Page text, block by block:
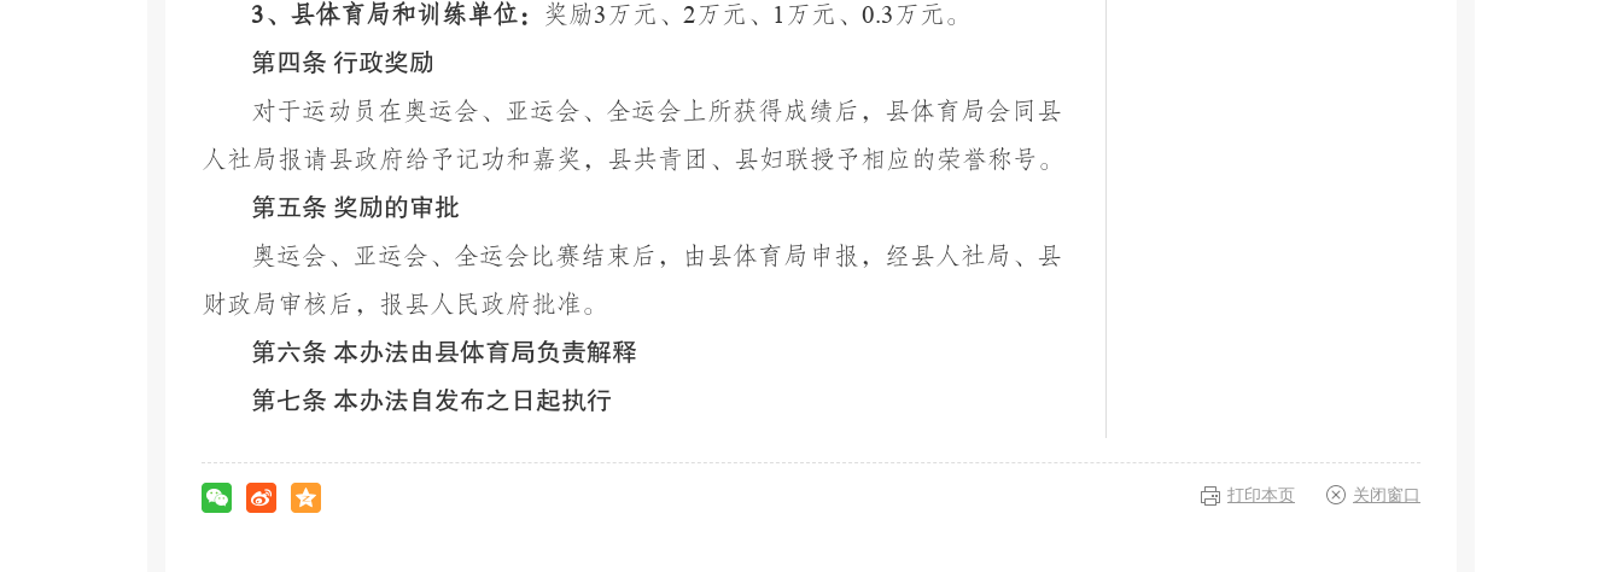
3、县体育局和训练单位： 奖励3 万元、 2万元、 1 万元、 0.3 万元。
第四条 行政奖励
对于运动员在奥运会、亚运会、全运会上所获得成绩后，县体育局会同县
人社局报请县政府给予记功和嘉奖，县共青团、县妇联授予相应的荣誉称号。
第五条 奖励的审批
奥运会、亚运会、全运会比赛结束后，由县体育局申报，经县人社局、县
财政局审核后，报县人民政府批准。
第六条 本办法由县体育局负责解释
第七条 本办法自发布之日起执行
打印本页 关闭窗口